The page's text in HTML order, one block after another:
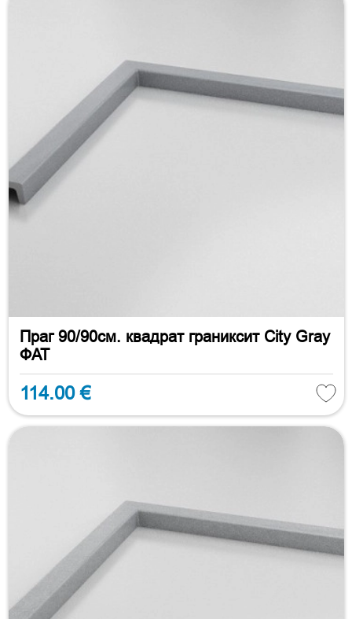
Праг 90/90см. квадрат граниксит City Gray
ФАТ
114.00 €